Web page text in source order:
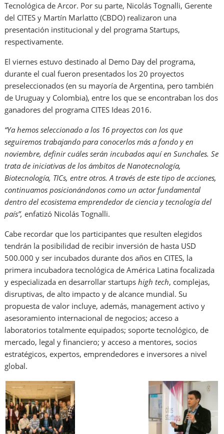
Tecnológica de Arcor. Por su parte, Nicolás Tognalli, Gerente
del CITES y Martín Marlatto (CBDO) realizaron una
presentación institucional y del programa Startups,
respectivamente.
El viernes estuvo destinado al Demo Day del programa,
durante el cual fueron presentados los 20 proyectos
preseleccionados (en su mayoría de Argentina, pero también
de Uruguay y Colombia), entre los que se encontraban los dos
ganadores del programa CITES Ideas 2016.
“Ya hemos seleccionado a los 16 proyectos con los que
seguiremos trabajando para conocerlos más a fondo y en
noviembre, definir cuáles serán incubados aquí en Sunchales. Se
trata de iniciativas de los ámbitos de Nanotecnología,
Biotecnología, TICs, entre otros. A través de este tipo de acciones,
continuamos posicionándonos como un actor fundamental
dentro del ecosistema emprendedor de ciencia y tecnología del
país”, enfatizó Nicolás Tognalli.
Cabe recordar que los participantes que resulten elegidos
tendrán la posibilidad de recibir inversión de hasta USD
500.000 y ser incubados durante dos años en CITES, la
primera incubadora tecnológica de América Latina focalizada
y especializada en desarrollar startupshigh tech, complejas,
disruptivas, de alto impacto y de alcance mundial. Su
propuesta de valor incluye, además, management activo y
asesoramiento internacional de negocios; acceso a
laboratorios totalmente equipados; soporte tecnológico, de
mercado, legal y financiero; y acceso a mentores, socios
estratégicos, expertos, emprendedores e inversores a nivel
global.